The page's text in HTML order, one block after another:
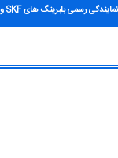
نمایندگی رسمی بلبرینگ های SKF و FAG در ایران